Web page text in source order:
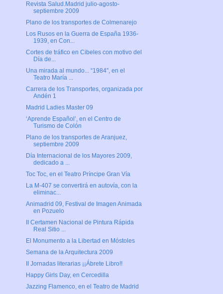
Revista Salud.Madrid julio-agosto-
septiembre 2009
Plano de los transportes de Colmenarejo
Los Rusos en la Guerra de España 1936-
1939, en Con...
Cortes de tráfico en Cibeles con motivo del
Día de...
Una mirada al mundo... “1984″, en el
Teatro María ...
Carrera de los Transportes, organizada por
Andén 1
Madrid Ladies Master 09
‘Aprende Español’, en el Centro de
Turismo de Colón
Plano de los transportes de Aranjuez,
septiembre 2009
Día Internacional de los Mayores 2009,
dedicado a ...
Toc Toc, en el Teatro Príncipe Gran Vía
La M-407 se convertirá en autovía, con la
eliminac...
Animadrid 09, Festival de Imagen Animada
en Pozuelo
II Certamen Nacional de Pintura Rápida
Real Sitio ...
El Monumento a la Libertad en Móstoles
Semana de la Arquitectura 2009
II Jornadas literarias ¡¡Ábrete Libro!!
Happy Girls Day, en Cercedilla
Jazzing Flamenco, en el Teatro de Madrid